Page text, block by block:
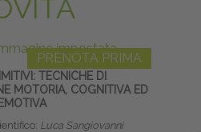
PRENOTA PRIMA
TECNICHE DI
MOTORIA, COGNITIVA ED
EMOTIVA
Luca Sangiovanni